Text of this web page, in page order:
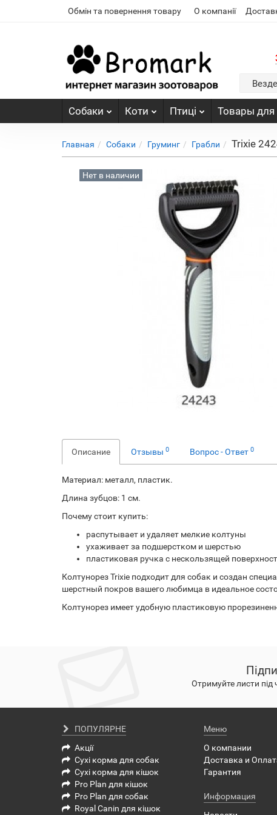
Обмін та повернення товару О компанії
Везде
Собаки Коти Птиці Товары для
Главная Собаки Груминг Грабли Trixie
Нет в наличии
Описание Отзывы 0 Вопрос - Ответ 0
Материал: металл, пластик.
Длина зубцов: 1 см.
Почему стоит купить:
распутывает и удаляет мелкие колтуны
ухаживает за подшерстком и шерстью
пластиковая ручка с нескользящей
Колтунорез Trixiе подходит для собак и создан
шерстный покров вашего любимца в идеальное
Колтунорез имеет удобную пластиковую
Отримуйте листи
ПОПУЛЯРНЕ
Акції
Сухі корма для собак
Сухі корма для кішок
Pro Plan для кішок
Pro Plan для собак
Royal Canin для кішок
Меню
О компании
Доставка и
Гарантия
Информация